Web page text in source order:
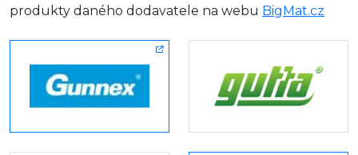
produkty daného dodavatele na webu BigMat.cz